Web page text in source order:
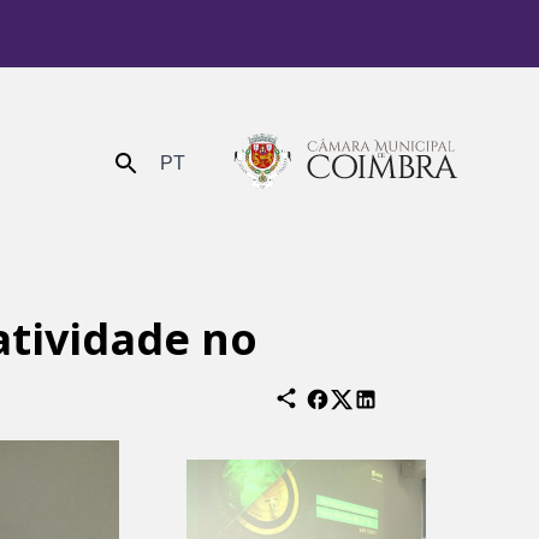
Enviar PT
no